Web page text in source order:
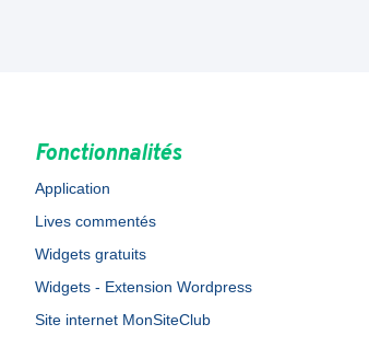
Fonctionnalités
Application
Lives commentés
Widgets gratuits
Widgets - Extension Wordpress
Site internet MonSiteClub